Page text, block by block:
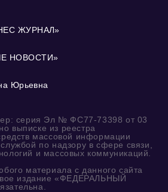
ЖУРНАЛ»
НОВОСТИ»
Юрьевна
серия Эл № ФС77-73398 от 03
выписке из реестра
массовой информации
по надзору в сфере связи,
и массовых коммуникаций.
материала с данного сайта
издание «ФЕДЕРАЛЬНЫЙ